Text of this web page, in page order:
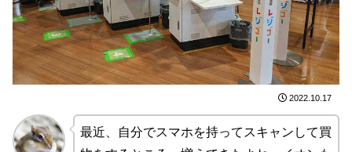
2022.10.17
最近、自分でスマホを持ってスキャンして買